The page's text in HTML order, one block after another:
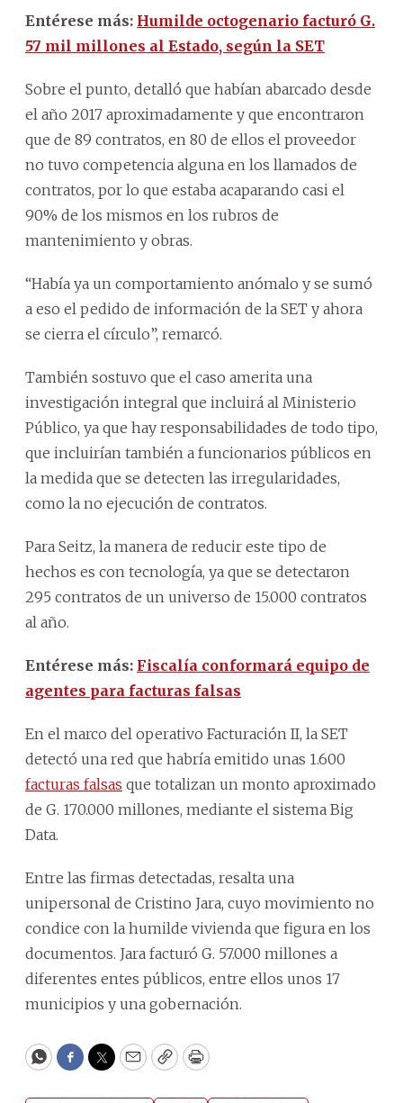
Entérese más: Humilde octogenario facturó G.
57 mil millones al Estado, según la SET
Sobre el punto, detalló que habían abarcado desde
el año 2017 aproximadamente y que encontraron
que de 89 contratos, en 80 de ellos el proveedor
no tuvo competencia alguna en los llamados de
contratos, por lo que estaba acaparando casi el
90% de los mismos en los rubros de
mantenimiento y obras.
“Había ya un comportamiento anómalo y se sumó
a eso el pedido de información de la SET y ahora
se cierra el círculo”, remarcó.
También sostuvo que el caso amerita una
investigación integral que incluirá al Ministerio
Público, ya que hay responsabilidades de todo tipo,
que incluirían también a funcionarios públicos en
la medida que se detecten las irregularidades,
como la no ejecución de contratos.
Para Seitz, la manera de reducir este tipo de
hechos es con tecnología, ya que se detectaron
295 contratos de un universo de 15.000 contratos
al año.
Entérese más: Fiscalía conformará equipo de
agentes para facturas falsas
En el marco del operativo Facturación II, la SET
detectó una red que habría emitido unas 1.600
facturas falsas que totalizan un monto aproximado
de G. 170.000 millones, mediante el sistema Big
Data.
Entre las firmas detectadas, resalta una
unipersonal de Cristino Jara, cuyo movimiento no
condice con la humilde vivienda que figura en los
documentos. Jara facturó G. 57.000 millones a
diferentes entes públicos, entre ellos unos 17
municipios y una gobernación.
WhatsApp
Facebook
Twitter
EmailCopyPrint